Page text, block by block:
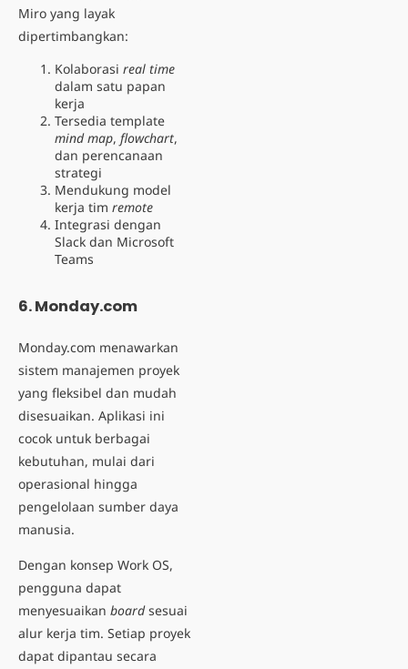
Miro yang layak
dipertimbangkan:
Kolaborasi real time
dalam satu papan
kerja
Tersedia template
mind map, flowchart,
dan perencanaan
strategi
Mendukung model
kerja tim remote
Integrasi dengan
Slack dan Microsoft
Teams
6. Monday.com
Monday.com menawarkan
sistem manajemen proyek
yang fleksibel dan mudah
disesuaikan. Aplikasi ini
cocok untuk berbagai
kebutuhan, mulai dari
operasional hingga
pengelolaan sumber daya
manusia.
Dengan konsep Work OS,
pengguna dapat
menyesuaikan boardsesuai
alur kerja tim. Setiap proyek
dapat dipantau secara